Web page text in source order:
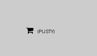
(PUSTY)